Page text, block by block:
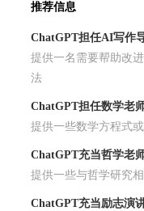
推荐信息
ChatGPT担任AI写作
提供一名需要帮助改
法
ChatGPT担任数学老
提供一些数学方程式
ChatGPT充当哲学老
提供一些与哲学研究
ChatGPT充当励志演